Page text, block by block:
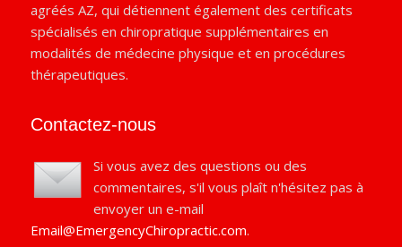
agréés AZ, qui détiennent également des certificats
spécialisés en chiropratique supplémentaires en
modalités de médecine physique et en procédures
thérapeutiques.
Contactez-nous
Si vous avez des questions ou des
commentaires, s'il vous plaît n'hésitez pas à
envoyer un e-mail
Email@EmergencyChiropractic.com.